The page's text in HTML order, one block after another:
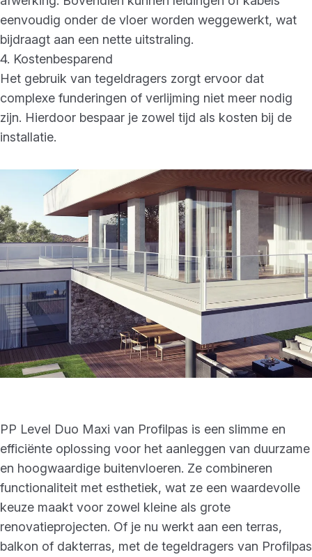
eenvoudig onder de vloer worden weggewerkt, wat
bijdraagt aan een nette uitstraling.
4. Kostenbesparend
Het gebruik van tegeldragers zorgt ervoor dat
complexe funderingen of verlijming niet meer nodig
zijn. Hierdoor bespaar je zowel tijd als kosten bij de
installatie.
PP Level Duo Maxi van Profilpas is een slimme en
efficiënte oplossing voor het aanleggen van duurzame
en hoogwaardige buitenvloeren. Ze combineren
functionaliteit met esthetiek, wat ze een waardevolle
keuze maakt voor zowel kleine als grote
renovatieprojecten. Of je nu werkt aan een terras,
balkon of dakterras, met de tegeldragers van Profilpas